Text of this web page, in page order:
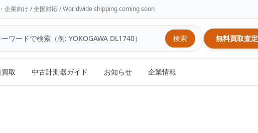
企業向け / 全国対応 / Worldwide shipping coming soon
検索 無料買取査定
取 中古計測器ガイド お知らせ 企業情報